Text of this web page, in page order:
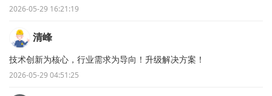
2026-05-29 16:21:19
清峰
技术创新为核心，行业需求为导向！升级解决方案！
2026-05-29 04:51:25